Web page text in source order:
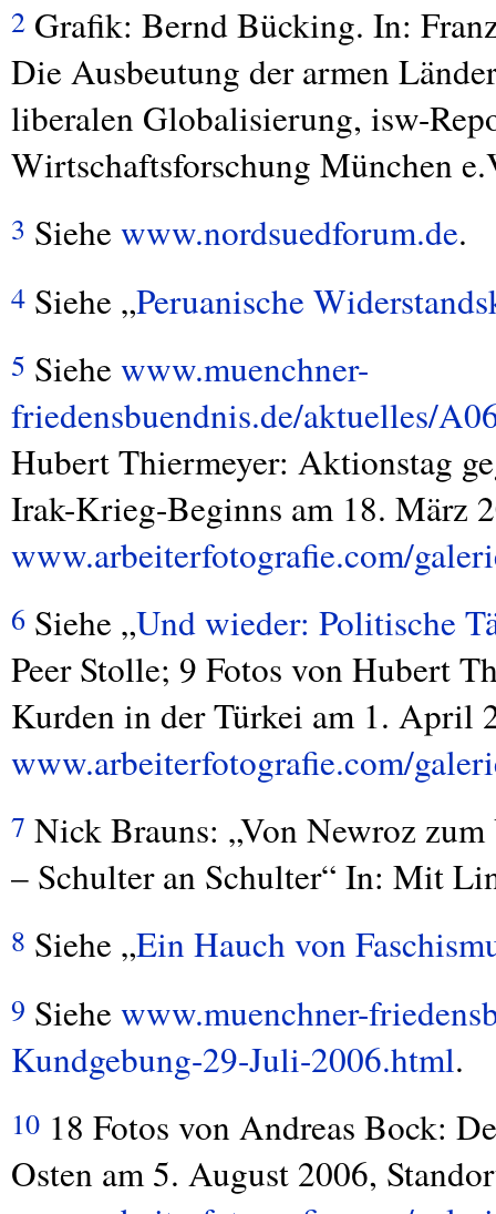
2 Grafik: Bernd Bücking. In:
Die Ausbeutung der armen
liberalen Globalisierung, isw-
Wirtschaftsforschung München
3 Siehe www.nordsuedforum.de.
4 Siehe „Peruanische
5 Siehe www.muenchner-
friedensbuendnis.de/aktuelles/
Hubert Thiermeyer: Aktionstag
Irak-Krieg-Beginns am 18. März
www.arbeiterfotografie.com/
6 Siehe „Und wieder: Politische
Peer Stolle; 9 Fotos von Hubert
Kurden in der Türkei am 1. April
www.arbeiterfotografie.com/
7 Nick Brauns: „Von Newroz
– Schulter an Schulter“ In: Mit
8 Siehe „Ein Hauch von
9 Siehe www.muenchner-
Kundgebung-29-Juli-2006.html.
10 18 Fotos von Andreas Bock:
Osten am 5. August 2006,